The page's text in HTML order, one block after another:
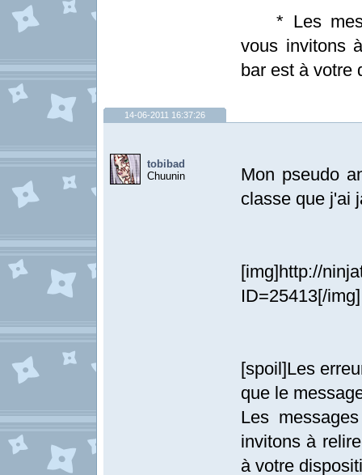
* Les
vous invitons
bar est à votre
14-06-2011 16:37:26
tobibad
Chuunin
Mon pseudo
classe que j'ai
[img]http://
ID=25413[/img]
[spoil]Les
que le
Les
invitons à
à votre